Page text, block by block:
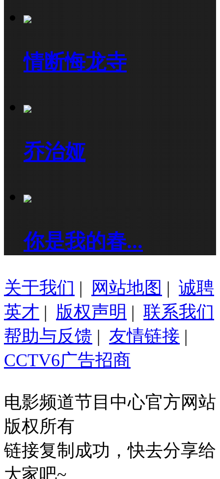
情断悔龙寺
乔治娅
你是我的春...
关于我们 | 网站地图 | 诚聘
英才 | 版权声明 | 联系我们
帮助与反馈 | 友情链接 |
CCTV6广告招商
电影频道节目中心官方网站
版权所有
链接复制成功，快去分享给
大家吧~